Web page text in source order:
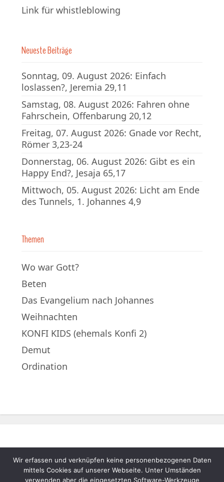
Link für whistleblowing
Neueste Beiträge
Sonntag, 09. August 2026: Einfach
loslassen?, Jeremia 29,11
Samstag, 08. August 2026: Fahren ohne
Fahrschein, Offenbarung 20,12
Freitag, 07. August 2026: Gnade vor Recht,
Römer 3,23-24
Donnerstag, 06. August 2026: Gibt es ein
Happy End?, Jesaja 65,17
Mittwoch, 05. August 2026: Licht am Ende
des Tunnels, 1. Johannes 4,9
Themen
Wo war Gott?
Beten
Das Evangelium nach Johannes
Weihnachten
KONFI KIDS (ehemals Konfi 2)
Demut
Ordination
© 2022 – Evangelische Muttergemeinde
Wir erfassen und verknüpfen keine personenbezogenen Daten
mittels Cookies auf unserer Webseite. Unter Umständen
verwenden aber die eingesetzten Software-Werkzeuge